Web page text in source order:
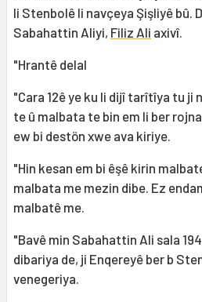
li Stenbolê li navçeya Şişliyê bû.
Sabahattin Aliyi, Filiz Ali axivî.
"Hrantê delal
"Cara 12ê ye ku li dijî tarîtîya tu ji
te û malbata te bin em li ber
ew bi destön xwe ava kiriye.
"Hin kesan em bi êşê kirin
malbata me mezin dibe. Ez
malbatê me.
"Bavê min Sabahattin Ali sala
dibariya de, ji Enqereyê ber b
venegeriya.